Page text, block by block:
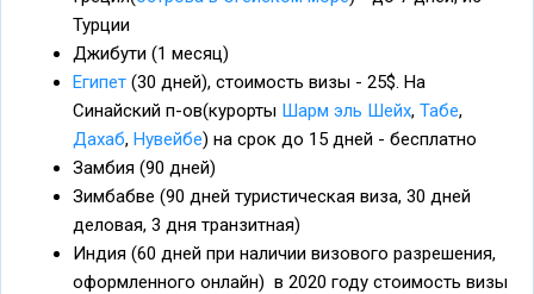
Турции
Джибути (1 месяц)
Египет (30 дней), стоимость визы - 25$. На
Синайский п-ов(курорты Шарм эль Шейх, Табе,
Дахаб, Нувейбе) на срок до 15 дней - бесплатно
Замбия (90 дней)
Зимбабве (90 дней туристическая виза, 30 дней
деловая, 3 дня транзитная)
Индия (60 дней при наличии визового разрешения,
оформленного онлайн) в 2020 году стоимость визы